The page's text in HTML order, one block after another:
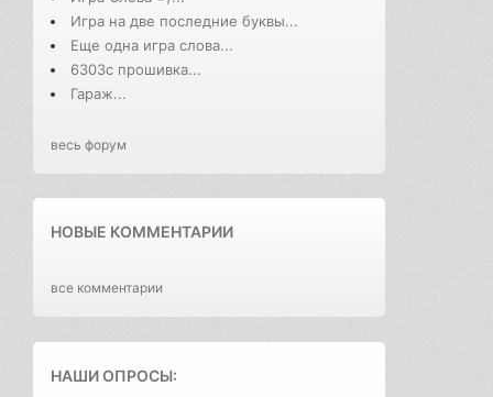
Игра на две последние буквы...
Еще одна игра слова...
6303с прошивка...
Гараж...
весь форум
НОВЫЕ КОММЕНТАРИИ
все комментарии
НАШИ ОПРОСЫ: